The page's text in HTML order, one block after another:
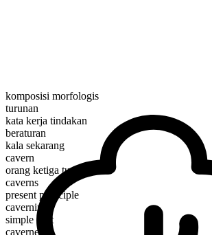
komposisi morfologis
turunan
kata kerja tindakan
beraturan
kala sekarang
cavern
orang ketiga tunggal
caverns
present participle
caverning
simple past
caverned